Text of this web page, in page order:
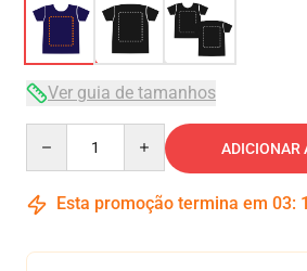
Ver guia de tamanhos
ADICIONAR
Esta promoção termina em 03: